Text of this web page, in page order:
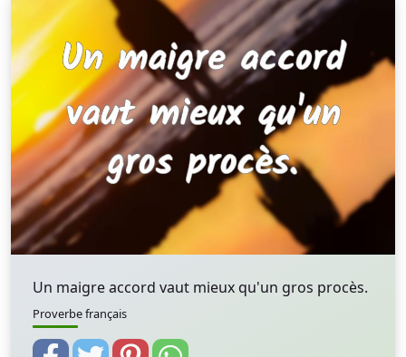
Un maigre accord vaut mieux qu'un gros procès.
Proverbe français